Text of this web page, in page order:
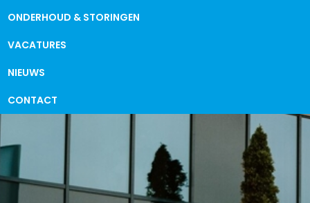
ONDERHOUD & STORINGEN
VACATURES
NIEUWS
CONTACT